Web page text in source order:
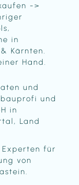
->
in
Kärnten.
Hand.
und
und
in
Land
Experten für
von